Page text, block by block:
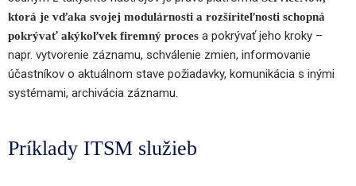
ktorá je vďaka svojej modulárnosti a rozšíriteľnosti schopná
pokrývať akýkoľvek firemný proces a pokrývať jeho kroky –
napr. vytvorenie záznamu, schválenie zmien, informovanie
účastníkov o aktuálnom stave požiadavky, komunikácia s inými
systémami, archivácia záznamu.
Príklady ITSM služieb